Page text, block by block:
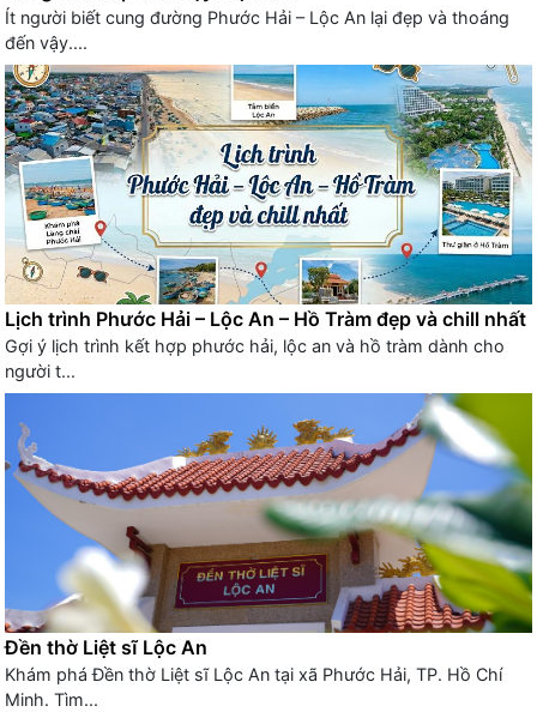
Ít người biết cung đường Phước Hải – Lộc An lại đẹp và thoáng
đến vậy....
Lịch trình Phước Hải – Lộc An – Hồ Tràm đẹp và chill nhất
Gợi ý lịch trình kết hợp phước hải, lộc an và hồ tràm dành cho
người t...
Đền thờ Liệt sĩ Lộc An
Khám phá Đền thờ Liệt sĩ Lộc An tại xã Phước Hải, TP. Hồ Chí
Minh. Tìm...